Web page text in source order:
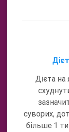
Дієта
суворих,
більше 1